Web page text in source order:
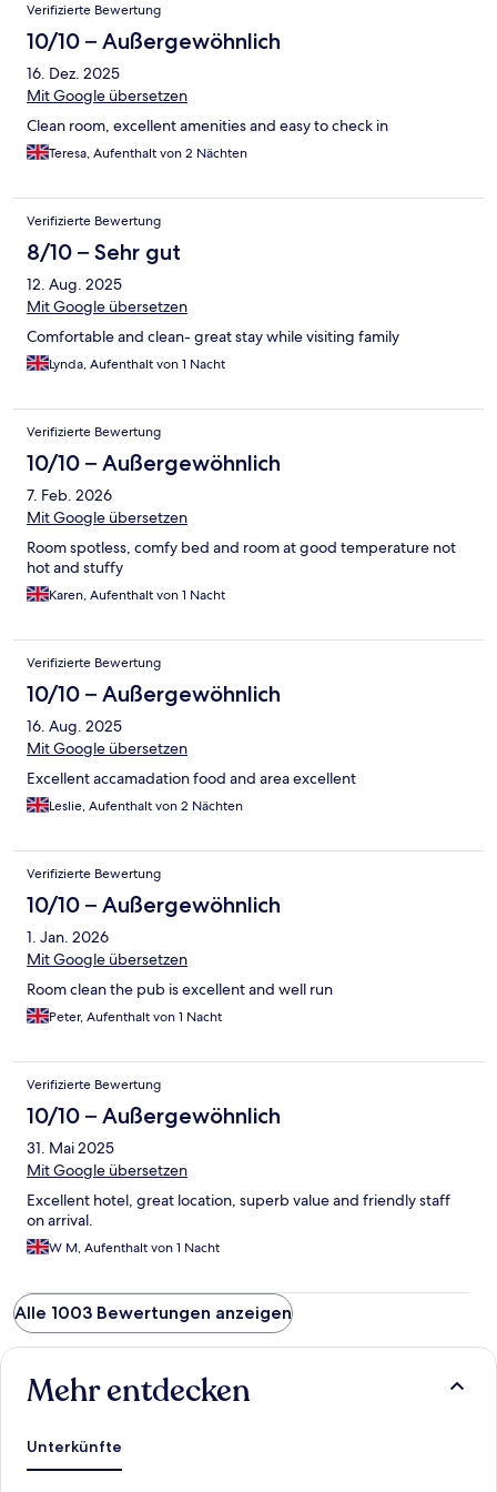
Verifizierte Bewertung
10/10 – Außergewöhnlich
16. Dez. 2025
Mit Google übersetzen
Clean room, excellent amenities and easy to check in
Teresa, Aufenthalt von 2 Nächten
Verifizierte Bewertung
8/10 – Sehr gut
12. Aug. 2025
Mit Google übersetzen
Comfortable and clean- great stay while visiting family
Lynda, Aufenthalt von 1 Nacht
Verifizierte Bewertung
10/10 – Außergewöhnlich
7. Feb. 2026
Mit Google übersetzen
Room spotless, comfy bed and room at good temperature not
hot and stuffy
Karen, Aufenthalt von 1 Nacht
Verifizierte Bewertung
10/10 – Außergewöhnlich
16. Aug. 2025
Mit Google übersetzen
Excellent accamadation food and area excellent
Leslie, Aufenthalt von 2 Nächten
Verifizierte Bewertung
10/10 – Außergewöhnlich
1. Jan. 2026
Mit Google übersetzen
Room clean the pub is excellent and well run
Peter, Aufenthalt von 1 Nacht
Verifizierte Bewertung
10/10 – Außergewöhnlich
31. Mai 2025
Mit Google übersetzen
Excellent hotel, great location, superb value and friendly staff
on arrival.
W M, Aufenthalt von 1 Nacht
Alle 1003 Bewertungen anzeigen
Mehr entdecken
Unterkünfte